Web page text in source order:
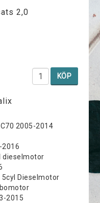
2,0
KÖP
2005-2014
2016
dieselmotor
Dieselmotor
2015